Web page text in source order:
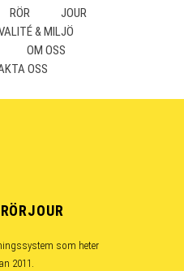
RÖR
JOUR
& MILJÖ
OM OSS
OSS
som heter
2011.